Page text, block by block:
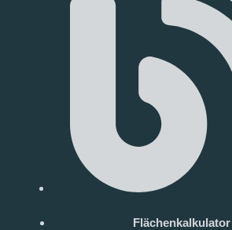
Flächenkalkulator